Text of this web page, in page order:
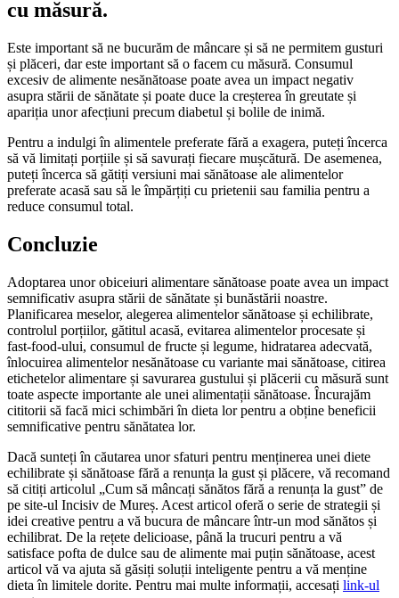
cu măsură.
Este important să ne bucurăm de mâncare și să ne permitem gusturi
și plăceri, dar este important să o facem cu măsură. Consumul
excesiv de alimente nesănătoase poate avea un impact negativ
asupra stării de sănătate și poate duce la creșterea în greutate și
apariția unor afecțiuni precum diabetul și bolile de inimă.
Pentru a indulgi în alimentele preferate fără a exagera, puteți încerca
să vă limitați porțiile și să savurați fiecare mușcătură. De asemenea,
puteți încerca să gătiți versiuni mai sănătoase ale alimentelor
preferate acasă sau să le împărțiți cu prietenii sau familia pentru a
reduce consumul total.
Concluzie
Adoptarea unor obiceiuri alimentare sănătoase poate avea un impact
semnificativ asupra stării de sănătate și bunăstării noastre.
Planificarea meselor, alegerea alimentelor sănătoase și echilibrate,
controlul porțiilor, gătitul acasă, evitarea alimentelor procesate și
fast-food-ului, consumul de fructe și legume, hidratarea adecvată,
înlocuirea alimentelor nesănătoase cu variante mai sănătoase, citirea
etichetelor alimentare și savurarea gustului și plăcerii cu măsură sunt
toate aspecte importante ale unei alimentații sănătoase. Încurajăm
cititorii să facă mici schimbări în dieta lor pentru a obține beneficii
semnificative pentru sănătatea lor.
Dacă sunteți în căutarea unor sfaturi pentru menținerea unei diete
echilibrate și sănătoase fără a renunța la gust și plăcere, vă recomand
să citiți articolul „Cum să mâncați sănătos fără a renunța la gust” de
pe site-ul Incisiv de Mureș. Acest articol oferă o serie de strategii și
idei creative pentru a vă bucura de mâncare într-un mod sănătos și
echilibrat. De la rețete delicioase, până la trucuri pentru a vă
satisface pofta de dulce sau de alimente mai puțin sănătoase, acest
articol vă va ajuta să găsiți soluții inteligente pentru a vă menține
dieta în limitele dorite. Pentru mai multe informații, accesați link-ul